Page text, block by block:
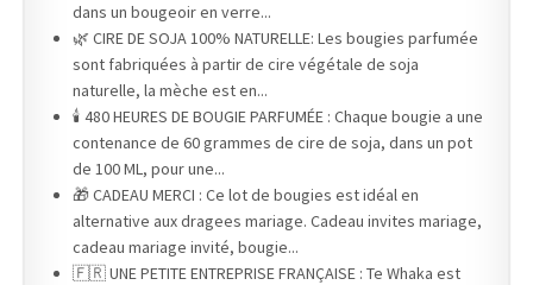
dans un bougeoir en verre...
🌿 CIRE DE SOJA 100% NATURELLE: Les bougies parfumée
sont fabriquées à partir de cire végétale de soja
naturelle, la mèche est en...
🕯️ 480 HEURES DE BOUGIE PARFUMÉE : Chaque bougie a une
contenance de 60 grammes de cire de soja, dans un pot
de 100 ML, pour une...
🎁 CADEAU MERCI : Ce lot de bougies est idéal en
alternative aux dragees mariage. Cadeau invites mariage,
cadeau mariage invité, bougie...
🇫🇷 UNE PETITE ENTREPRISE FRANÇAISE : Te Whaka est